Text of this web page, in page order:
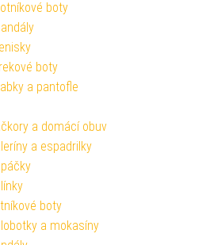
boty
boty
a pantofle
a domácí obuv
a espadrilky
boty
a mokasíny